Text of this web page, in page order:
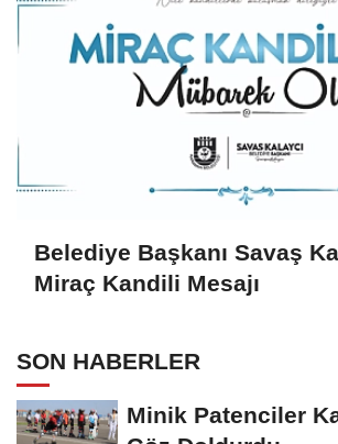
Belediye Başkanı Savaş
Miraç Kandili Mesajı
SON HABERLER
Minik Patenciler